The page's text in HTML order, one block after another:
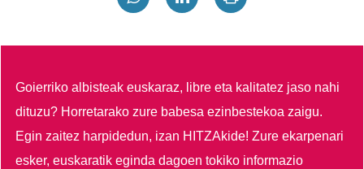
Goierriko albisteak euskaraz, libre eta kalitatez jaso nahi
dituzu? Horretarako zure babesa ezinbestekoa zaigu.
Egin zaitez harpidedun, izan HITZAkide!Zure ekarpenari
esker, euskaratik eginda dagoen tokiko informazio